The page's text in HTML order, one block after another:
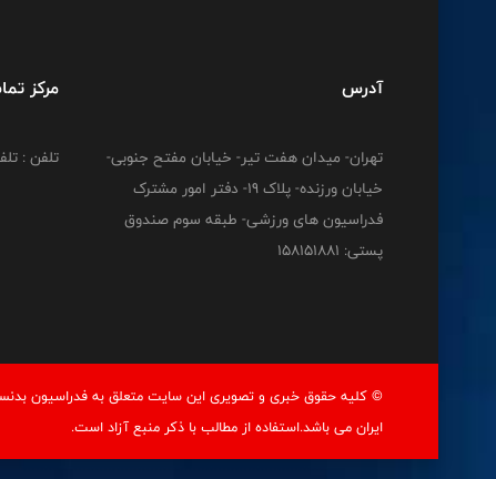
آدرس
تهران- میدان هفت تیر- خیابان مفتح جنوبی-
خیابان ورزنده- پلاک 19- دفتر امور مشترک
فدراسیون های ورزشی- طبقه سوم صندوق
پستی: 158151881
مرکز
تلفن : تلفن :
© کليه حقوق خبری و تصويری اين سايت متعلق به فدراسيون
ايران می باشد.استفاده از مطالب با ذكر منبع آزاد است.